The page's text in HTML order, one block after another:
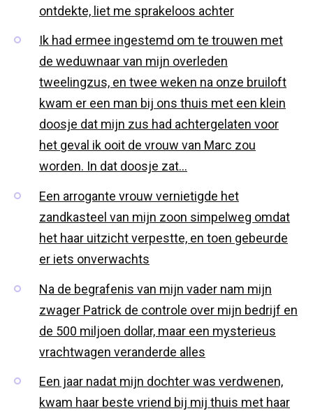
ontdekte, liet me sprakeloos achter
Ik had ermee ingestemd om te trouwen met
de weduwnaar van mijn overleden
tweelingzus, en twee weken na onze bruiloft
kwam er een man bij ons thuis met een klein
doosje dat mijn zus had achtergelaten voor
het geval ik ooit de vrouw van Marc zou
worden. In dat doosje zat…
Een arrogante vrouw vernietigde het
zandkasteel van mijn zoon simpelweg omdat
het haar uitzicht verpestte, en toen gebeurde
er iets onverwachts
Na de begrafenis van mijn vader nam mijn
zwager Patrick de controle over mijn bedrijf en
de 500 miljoen dollar, maar een mysterieus
vrachtwagen veranderde alles
Een jaar nadat mijn dochter was verdwenen,
kwam haar beste vriend bij mij thuis met haar